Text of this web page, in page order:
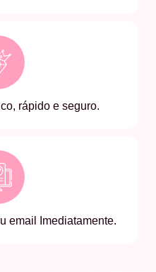
rápido e seguro.
email Imediatamente.